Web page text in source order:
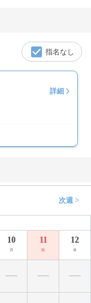
指名なし
詳細
次週 >
10
月
11
祝
12
水